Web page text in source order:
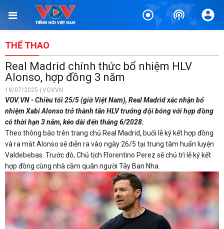
THỂ THAO
Real Madrid chính thức bổ nhiệm HLV
Alonso, hợp đồng 3 năm
18/07/2025 | VOVVN
VOV.VN - Chiều tối 25/5 (giờ Việt Nam), Real Madrid xác nhận bổ
nhiệm Xabi Alonso trở thành tân HLV trưởng đội bóng với hợp đồng
có thời hạn 3 năm, kéo dài đến tháng 6/2028.
Theo thông báo trên trang chủ Real Madrid, buổi lễ ký kết hợp đồng
và ra mắt Alonso sẽ diễn ra vào ngày 26/5 tại trung tâm huấn luyện
Valdebebas. Trước đó, Chủ tịch Florentino Perez sẽ chủ trì lễ ký kết
hợp đồng cùng nhà cầm quân người Tây Ban Nha.